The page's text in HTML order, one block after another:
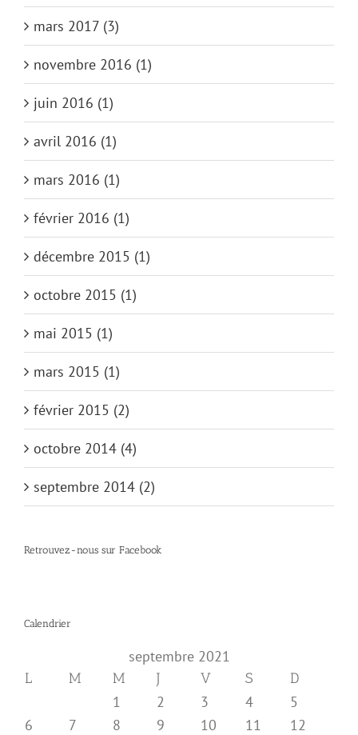
mars 2017 (3)
novembre 2016 (1)
juin 2016 (1)
avril 2016 (1)
mars 2016 (1)
février 2016 (1)
décembre 2015 (1)
octobre 2015 (1)
mai 2015 (1)
mars 2015 (1)
février 2015 (2)
octobre 2014 (4)
septembre 2014 (2)
Retrouvez-nous sur Facebook
Calendrier
septembre 2021
L M M J V S D
1 2 3 4
5
6
7 8 9 10 11
12